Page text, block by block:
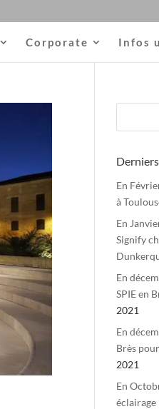
Corporate Infos
En
à
En
Signify
En
SPIE en
2021
En
Brès
2021
En